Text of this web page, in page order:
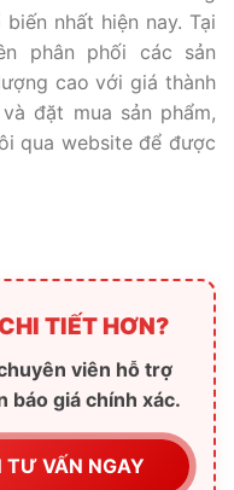
nhất hiện nay. Tại
phân phối các sản
cao với giá thành
đặt mua sản phẩm,
qua website để được
TIẾT HƠN?
viên hỗ trợ
báo giá chính xác.
VẤN NGAY